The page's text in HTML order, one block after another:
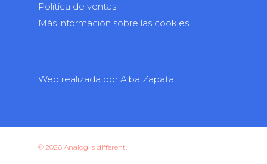
Política de ventas
Más información sobre las cookies
Web realizada por Alba Zapata
© 2026 Analog is different.